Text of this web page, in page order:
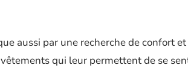
aussi par une recherche de confort
qui leur permettent de se